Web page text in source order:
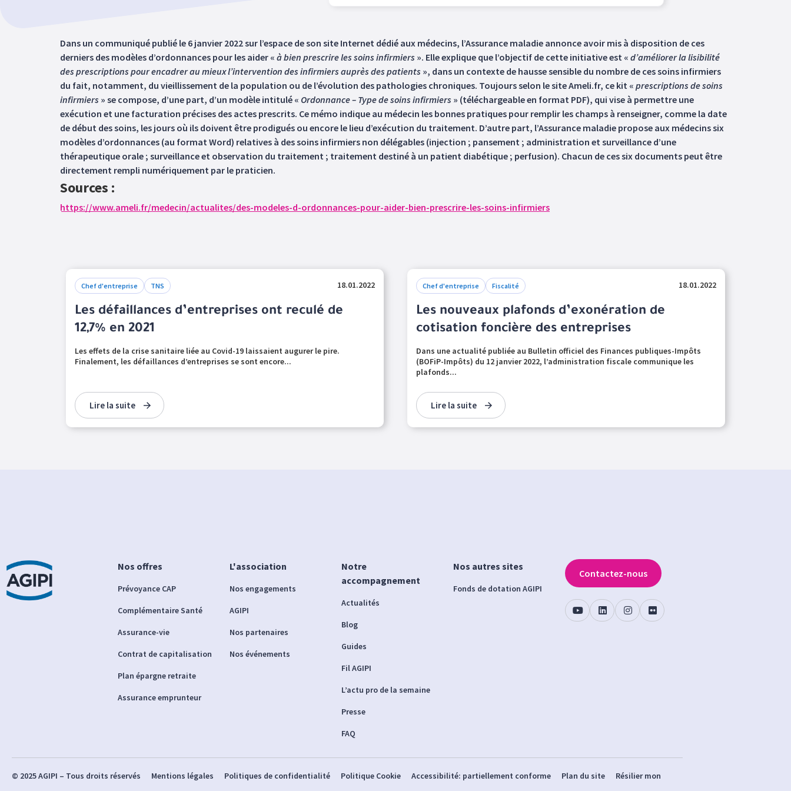
Dans un communiqué publié le 6 janvier 2022 sur l’espace de son site Internet dédié aux médecins, l’Assurance maladie annonce avoir mis à disposition de ces
derniers des modèles d’ordonnances pour les aider « à bien prescrire les soins infirmiers ». Elle explique que l’objectif de cette initiative est « d’améliorer la lisibilité
des prescriptions pour encadrer au mieux l’intervention des infirmiers auprès des patients », dans un contexte de hausse sensible du nombre de ces soins infirmiers
du fait, notamment, du vieillissement de la population ou de l’évolution des pathologies chroniques. Toujours selon le site Ameli.fr, ce kit « prescriptions de soins
infirmiers » se compose, d’une part, d’un modèle intitulé « Ordonnance – Type de soins infirmiers » (téléchargeable en format PDF), qui vise à permettre une
exécution et une facturation précises des actes prescrits. Ce mémo indique au médecin les bonnes pratiques pour remplir les champs à renseigner, comme la date
de début des soins, les jours où ils doivent être prodigués ou encore le lieu d’exécution du traitement. D’autre part, l’Assurance maladie propose aux médecins six
modèles d’ordonnances (au format Word) relatives à des soins infirmiers non délégables (injection ; pansement ; administration et surveillance d’une
thérapeutique orale ; surveillance et observation du traitement ; traitement destiné à un patient diabétique ; perfusion). Chacun de ces six documents peut être
directement rempli numériquement par le praticien.
Sources :
https://www.ameli.fr/medecin/actualites/des-modeles-d-ordonnances-pour-aider-bien-prescrire-les-soins-infirmiers
Chef d'entreprise TNS 18.01.2022
Les défaillances d’entreprises ont reculé de
12,7% en 2021
Les effets de la crise sanitaire liée au Covid-19 laissaient augurer le pire.
Finalement, les défaillances d’entreprises se sont encore...
Lire la suite
Chef d'entreprise Fiscalité 18.01.2022
Les nouveaux plafonds d’exonération de
cotisation foncière des entreprises
Dans une actualité publiée au Bulletin officiel des Finances publiques-Impôts
(BOFiP-Impôts) du 12 janvier 2022, l’administration fiscale communique les
plafonds...
Lire la suite
Nos offres
Prévoyance CAP
Complémentaire Santé
Assurance-vie
Contrat de capitalisation
Plan épargne retraite
Assurance emprunteur
L'association
Nos engagements
AGIPI
Nos partenaires
Nos événements
Notre
accompagnement
Actualités
Blog
Guides
Fil AGIPI
L’actu pro de la semaine
Presse
FAQ
Nos autres sites
Fonds de dotation AGIPI
Contactez-nous
© 2025 AGIPI – Tous droits réservés Mentions légales Politiques de confidentialité Politique Cookie Accessibilité: partiellement conforme Plan du site Résilier mon